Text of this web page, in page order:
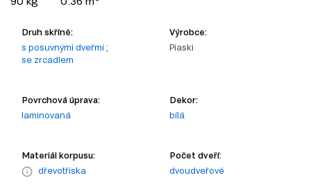
Druh skříně:
s posuvnými dveřmi ;
se zrcadlem
Výrobce:
Piaski
Povrchová úprava:
laminovaná
Dekor:
bílá
Materiál korpusu:
dřevotříska
Počet dveří:
dvoudveřové